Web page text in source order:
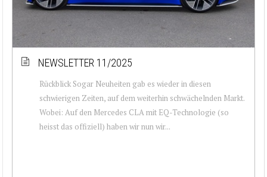
NEWSLETTER 11/2025
Rückblick Sogar Neuheiten gab es wieder in diesen
schwierigen Zeiten, auf dem weiterhin schwächelnden Markt.
Wobei: Auf den Mercedes CLA mit EQ-Technologie (so
heisst das offiziell) haben wir nun wir...